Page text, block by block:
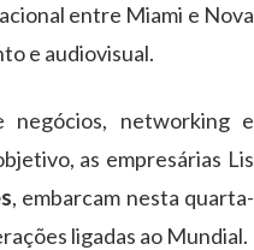
entre Miami e Nova
e audiovisual.
networking e
as empresárias Lis
, embarcam nesta quarta-
ligadas ao Mundial.